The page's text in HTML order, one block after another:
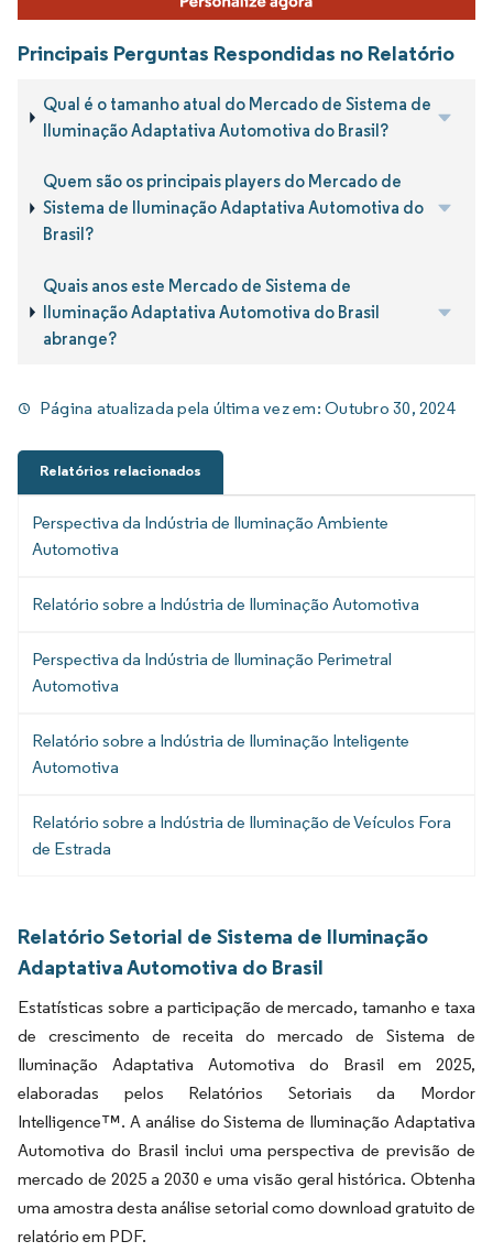
Principais Perguntas Respondidas no Relatório
Qual é o tamanho atual do Mercado de Sistema de
Iluminação Adaptativa Automotiva do Brasil?
Quem são os principais players do Mercado de
Sistema de Iluminação Adaptativa Automotiva do
Brasil?
Quais anos este Mercado de Sistema de
Iluminação Adaptativa Automotiva do Brasil
abrange?
Página atualizada pela última vez em:Outubro 30, 2024
Relatórios relacionados
Perspectiva da Indústria de Iluminação Ambiente
Automotiva
Relatório sobre a Indústria de Iluminação Automotiva
Perspectiva da Indústria de Iluminação Perimetral
Automotiva
Relatório sobre a Indústria de Iluminação Inteligente
Automotiva
Relatório sobre a Indústria de Iluminação de Veículos Fora
de Estrada
Relatório Setorial de Sistema de Iluminação
Adaptativa Automotiva do Brasil
Estatísticas sobre a participação de mercado, tamanho e taxa
de crescimento de receita do mercado de Sistema de
Iluminação Adaptativa Automotiva do Brasil em 2025,
elaboradas pelos Relatórios Setoriais da Mordor
Intelligence™. A análise do Sistema de Iluminação Adaptativa
Automotiva do Brasil inclui uma perspectiva de previsão de
mercado de 2025 a 2030 e uma visão geral histórica. Obtenha
uma amostra desta análise setorial como download gratuito de
relatório em PDF.